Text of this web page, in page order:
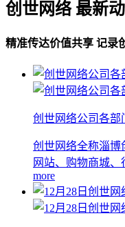
创世网络 最新
精准传达价值共享 记录
创世网络公司各部
创世网络全称淄博
网站、购物商城、
more